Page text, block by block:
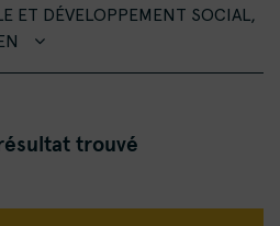
ET DÉVELOPPEMENT SOCIAL,
trouvé